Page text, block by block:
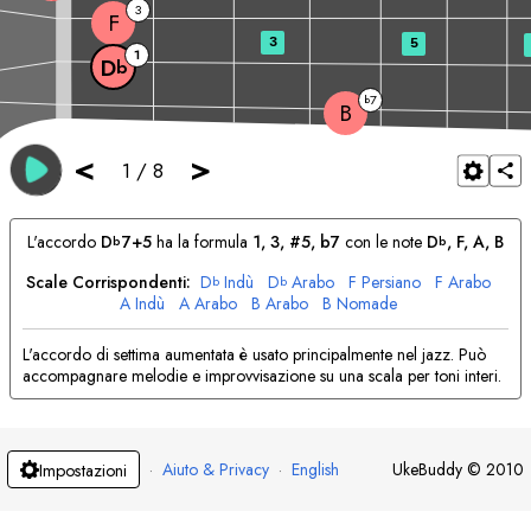
< 1 / 8 >
B b7
Db 1
F 3
3 5
L'accordo Db7+5ha la formula 1, 3, #5, b7con le note Db, F, A, B
Scale Corrispondenti: Db Indù Db Arabo F Persiano F Arabo
A Indù A Arabo B Arabo B Nomade
L'accordo di settima aumentata è usato principalmente nel jazz. Può
accompagnare melodie e improvvisazione su una scala per toni interi.
Impostazioni · Aiuto & Privacy · English UkeBuddy © 2010